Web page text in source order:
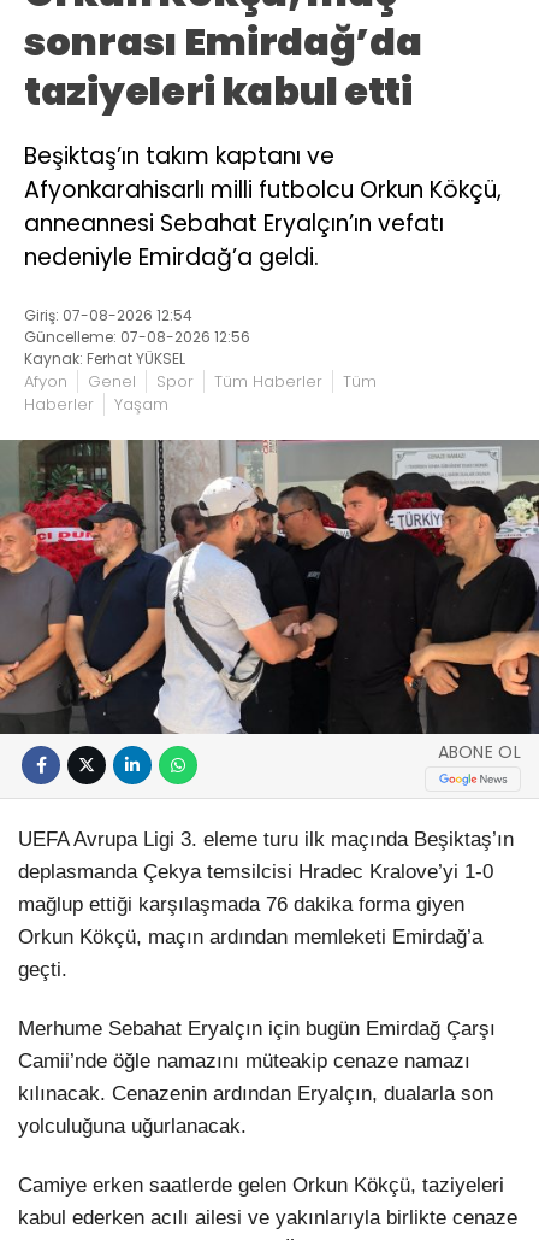
sonrası Emirdağ’da
taziyeleri kabul etti
Beşiktaş’ın takım kaptanı ve
Afyonkarahisarlı milli futbolcu Orkun Kökçü,
anneannesi Sebahat Eryalçın’ın vefatı
nedeniyle Emirdağ’a geldi.
Giriş: 07-08-2026 12:54
Güncelleme: 07-08-2026 12:56
Kaynak: Ferhat YÜKSEL
Afyon Genel Spor Tüm Haberler
Tüm
Haberler
Yaşam
ABONE OL
UEFA Avrupa Ligi 3. eleme turu ilk maçında Beşiktaş’ın
deplasmanda Çekya temsilcisi Hradec Kralove’yi 1-0
mağlup ettiği karşılaşmada 76 dakika forma giyen
Orkun Kökçü, maçın ardından memleketi Emirdağ’a
geçti.
Merhume Sebahat Eryalçın için bugün Emirdağ Çarşı
Camii’nde öğle namazını müteakip cenaze namazı
kılınacak. Cenazenin ardından Eryalçın, dualarla son
yolculuğuna uğurlanacak.
Camiye erken saatlerde gelen Orkun Kökçü, taziyeleri
kabul ederken acılı ailesi ve yakınlarıyla birlikte cenaze